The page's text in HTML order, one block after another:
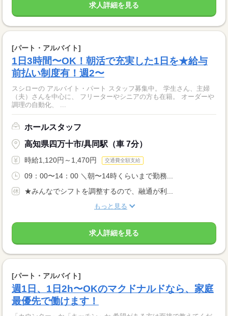
求人詳細を見る
[パート・アルバイト]
1日3時間〜OK！朝活で充実した1日を★給与
前払い制度有！週2〜
スシローの アルバイト・パート スタッフ募集中。 学生さん、主婦
（夫）さんを中心に、 フリーターやシニアの方も在籍。 オーダーや
調理の自動化、 ...
ホールスタッフ
高知県四万十市/具同駅（車 7分）
時給1,120円～1,470円 交通費全額支給
09：00〜14：00 ＼朝〜14時くらいまで勤務...
★みんなでシフトを調整するので、融通が利...
もっと見る
求人詳細を見る
[パート・アルバイト]
週1日、1日2h〜OKのマクドナルドなら、家庭
最優先で働けます！